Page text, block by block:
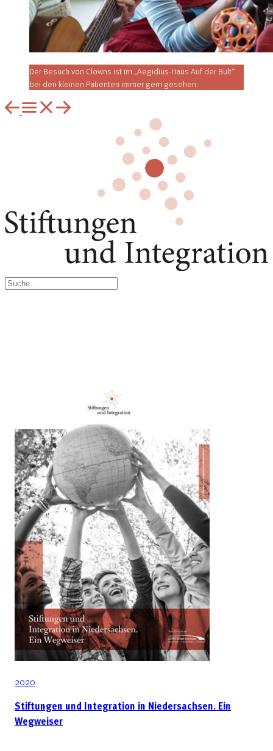
Der Besuch von Clowns ist im „Aegidius-Haus Auf der Bult“
bei den kleinen Patienten immer gern gesehen.
2020
Stiftungen und Integration in Niedersachsen. Ein
Wegweiser